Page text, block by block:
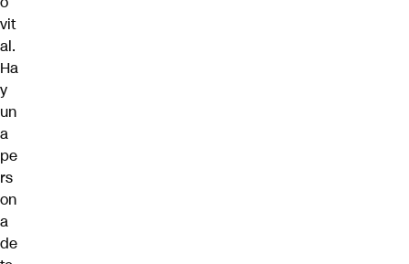
vit
al.
Ha
y
un
a
pe
rs
on
a
de